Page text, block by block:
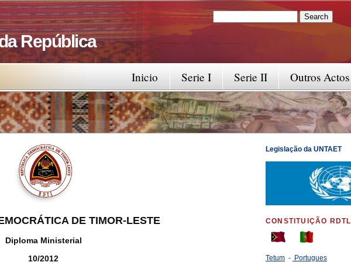
República
Search form
Outros Actos
Serie II
Serie I
Inicio
DE TIMOR-LESTE
Diploma Ministerial
10/2012
Legislação da UNTAET
CONSTITUIÇÃO RDTL
Tetum - Portugues